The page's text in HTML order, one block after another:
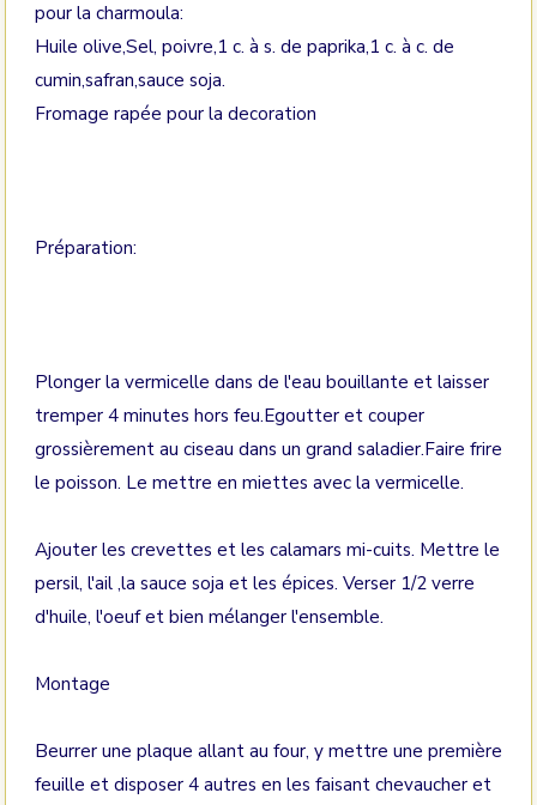
pour la charmoula:
Huile olive,Sel, poivre,1 c. à s. de paprika,1 c. à c. de
cumin,safran,sauce soja.
Fromage rapée pour la decoration
Préparation:
Plonger la vermicelle dans de l'eau bouillante et laisser
tremper 4 minutes hors feu.Egoutter et couper
grossièrement au ciseau dans un grand saladier.Faire frire
le poisson. Le mettre en miettes avec la vermicelle.
Ajouter les crevettes et les calamars mi-cuits. Mettre le
persil, l'ail ,la sauce soja et les épices. Verser 1/2 verre
d'huile, l'oeuf et bien mélanger l'ensemble.
Montage
Beurrer une plaque allant au four, y mettre une première
feuille et disposer 4 autres en les faisant chevaucher et